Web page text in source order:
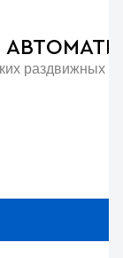
раздвижных